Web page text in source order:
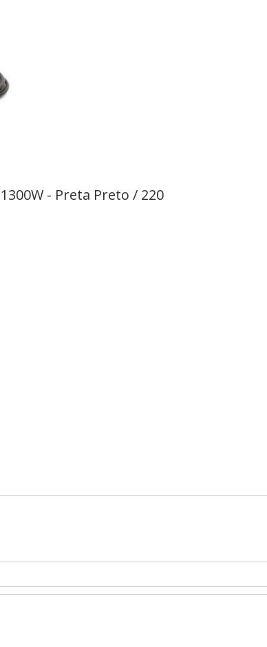
- Preta Preto / 220